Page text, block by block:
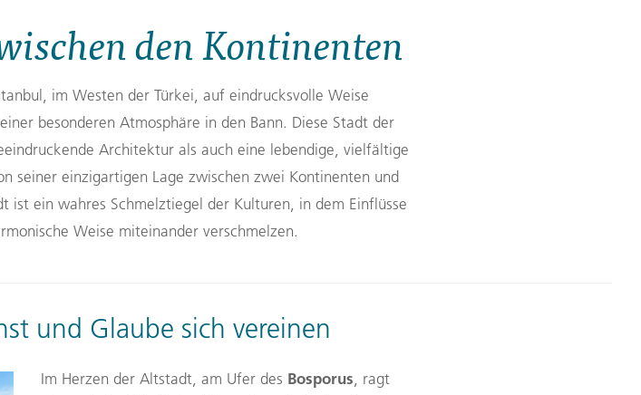
den Kontinenten
im Westen der Türkei, auf eindrucksvolle Weise
besonderen Atmosphäre in den Bann. Diese Stadt der
Architektur als auch eine lebendige, vielfältige
seiner einzigartigen Lage zwischen zwei Kontinenten und
ist ein wahres Schmelztiegel der Kulturen, in dem Einflüsse
Weise miteinander verschmelzen.
und Glaube sich vereinen
Im Herzen der Altstadt, am Ufer des Bosporus, ragt